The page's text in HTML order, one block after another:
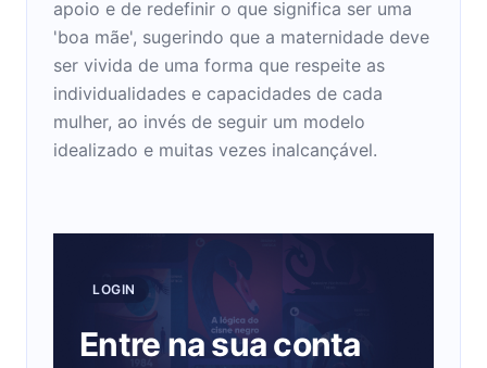
apoio e de redefinir o que significa ser uma
'boa mãe', sugerindo que a maternidade deve
ser vivida de uma forma que respeite as
individualidades e capacidades de cada
mulher, ao invés de seguir um modelo
idealizado e muitas vezes inalcançável.
LOGIN
Entre na sua conta